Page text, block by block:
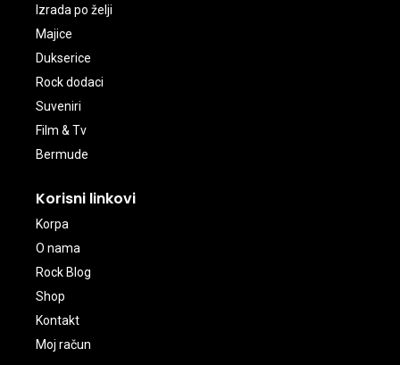
Izrada po želji
Majice
Dukserice
Rock dodaci
Suveniri
Film & Tv
Bermude
Korisni linkovi
Korpa
O nama
Rock Blog
Shop
Kontakt
Moj račun